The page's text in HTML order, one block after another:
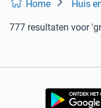
Home Huis
777 resultaten voor